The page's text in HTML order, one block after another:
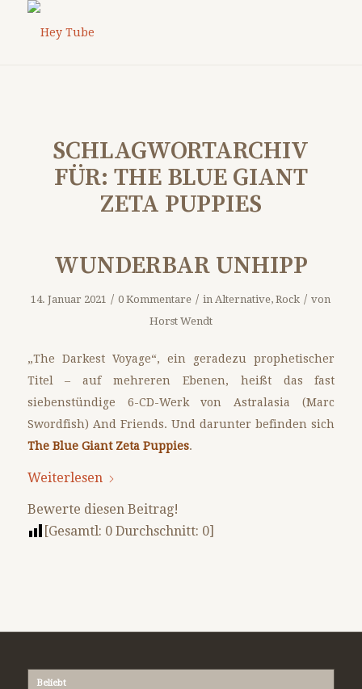
SCHLAGWORTARCHIV
FÜR: THE BLUE GIANT
ZETA PUPPIES
WUNDERBAR UNHIPP
14. Januar 2021 / 0 Kommentare / inAlternative,Rock / von
Horst Wendt
„The Darkest Voyage“, ein geradezu prophetischer
Titel – auf mehreren Ebenen, heißt das fast
siebenstündige 6-CD-Werk von Astralasia (Marc
Swordfish) And Friends. Und darunter befinden sich
The Blue Giant Zeta Puppies.
Weiterlesen
Bewerte diesen Beitrag!
[Gesamtl: 0Durchschnitt: 0]
Beliebt